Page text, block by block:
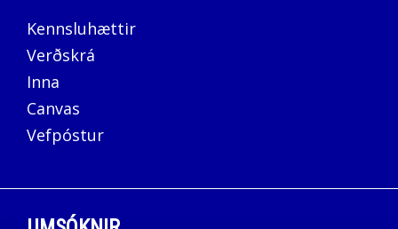
Kennsluhættir
Verðskrá
Inna
Canvas
Vefpóstur